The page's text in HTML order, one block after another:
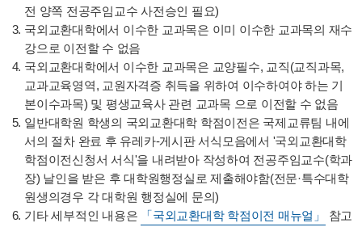
전 양쪽 전공주임교수 사전승인 필요)
국외교환대학에서 이수한 교과목은 이미 이수한 교과목의 재수
강으로 이전할 수 없음
국외교환대학에서 이수한 교과목은 교양필수, 교직(교직과목,
교과교육영역, 교원자격증 취득을 위하여 이수하여야 하는 기
본이수과목) 및 평생교육사 관련 교과목 으로 이전할 수 없음
일반대학원 학생의 국외교환대학 학점이전은 국제교류팀 내에
서의 절차 완료 후 유레카-게시판 서식모음에서 '국외교환대학
학점이전신청서 서식'을 내려받아 작성하여 전공주임교수(학과
장) 날인을 받은 후 대학원행정실로 제출해야함(전문·특수대학
원생의경우 각 대학원 행정실에 문의)
기타 세부적인 내용은
「국외교환대학 학점이전 매뉴얼」 참고